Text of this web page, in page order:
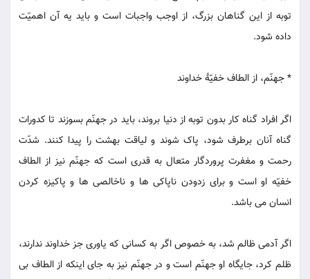
توبه از این گناهان بزرگ، از اوجب واجبات است و باید یه آن اهمیّت
داده شود.
* جهنّم، از الطاف خفیّۀ خداوند
اگر افراد گناه کار بدون توبه از دنیا بروند، باید در جهنّم بسوزند تا کدورات
گناه آنان برطرف شود، پاک شوند و لیاقت بهشت را پیدا کنند. شدّت
رحمت و مغفرت پروردگار متعال به قدری است که جهنّم نیز از الطاف
خفیّه او است و برای زدودن ناپاکی ها و ناخالصی ها و پاکیزه کردن
انسان می باشد.
اگر آدمی ظالم شد، به خصوص اگر به کسانی که یاوری جز خداوند ندارند،
ظلم کرد، جایگاه او جهنّم است و در جهنّم نیز به جای اینکه از الطاف بی